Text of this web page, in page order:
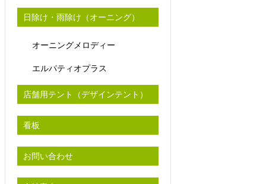
日除け・雨除け（オーニング）
オーニングメロディー
エルパティオプラス
店舗用テント（デザインテント）
看板
お問い合わせ